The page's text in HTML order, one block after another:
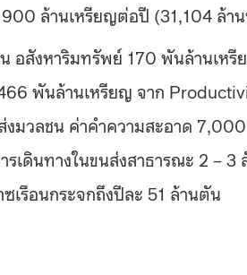
ล้านเหรียญต่อปี (31,104 ล้า
อสังหาริมทรัพย์ 170 พันล้านเหรี
พันล้านเหรียญ จาก
งมวลชน ค่าคำความสะอาด
รเดินทางในขนส่งสาธารณะ 2 – 3
เรือนกระจกถึงปีละ 51 ล้านตัน